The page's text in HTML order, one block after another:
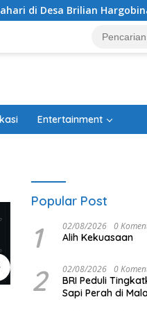
Brilian Hargobinangun
Entertainment
Tanggapi Rencana Tugu
Popular Post
1 02/08/2026 0
Alih Kekuasaan
2 02/08/2026 0
BRI Peduli
Sapi Perah di